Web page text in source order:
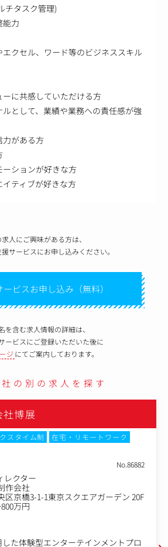
チタスク管理)
能力
エクセル、ワード等のビジネススキル
ーに共感していただける方
ルとして、業績や業務への責任感が強
力がある方
ーションが好きな方
イティブが好きな方
求人にご興味がある方は、
サービスにお申し込みください。
ビスお申し込み（無料）
を含む求人情報の詳細は、
ービスにご登録いただいた後に
ジ にてご案内しております。
の別の求人を探す
博展
スタイム制
在宅・リモートワーク
No.86882
レクター
作会社
区京橋3-1-1東京スクエアガーデン 20F
万円
た体験型エンターテインメントプロ